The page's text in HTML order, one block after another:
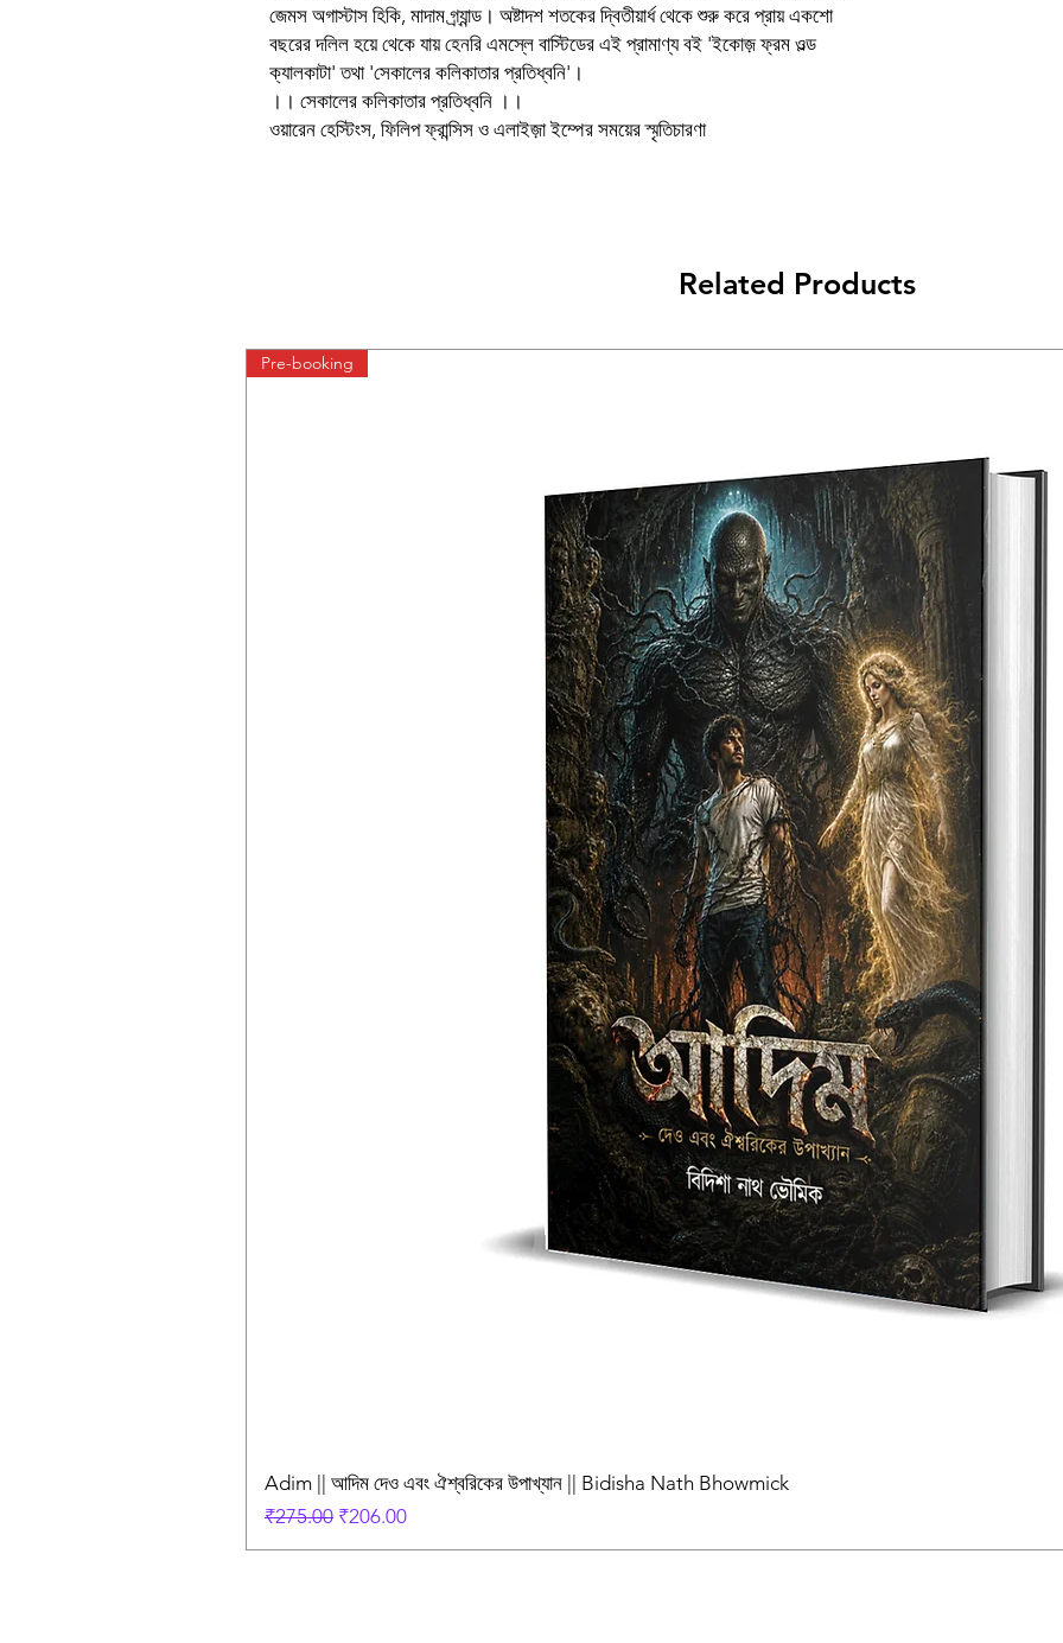
জেমস অগাস্টাস হিকি, মাদাম গ্র্যান্ড। অষ্টাদশ শতকের দ্বিতীয়ার্ধ থেকে শুরু করে প্রায় একশো
বছরের দলিল হয়ে থেকে যায় হেনরি এমস্লে বাস্টিডের এই প্রামাণ্য বই 'ইকোজ় ফ্রম ওল্ড
ক্যালকাটা' তথা 'সেকালের কলিকাতার প্রতিধ্বনি'।
।। সেকালের কলিকাতার প্রতিধ্বনি ।।
ওয়ারেন হেস্টিংস, ফিলিপ ফ্রান্সিস ও এলাইজ়া ইম্পের সময়ের স্মৃতিচারণা
Related Products
Pre-booking
Adim || আদিম দেও এবং ঐশ্বরিকের উপাখ্যান || Bidisha Nath Bhowmick
Regular Price
₹275.00 Sale Price
₹206.00